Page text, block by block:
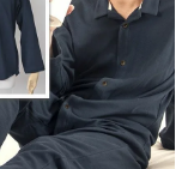
上着
ボーイズズボ
ン単品